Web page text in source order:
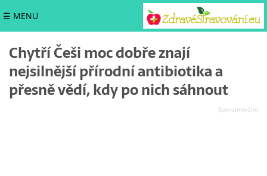
☰ MENU
Chytří Češi moc dobře znají
nejsilnější přírodní antibiotika a
přesně vědí, kdy po nich sáhnout